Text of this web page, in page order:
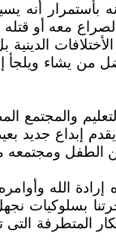
أنه
معه أو قتله
الدينية بل
من يشاء
‏والمجتمع
يقدم إبداع
الطفل
‏الله وأوامره
نجهل
المتطرفة